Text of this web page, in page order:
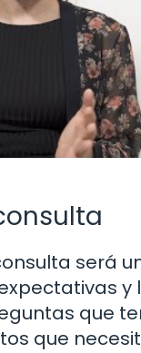
será
que
que